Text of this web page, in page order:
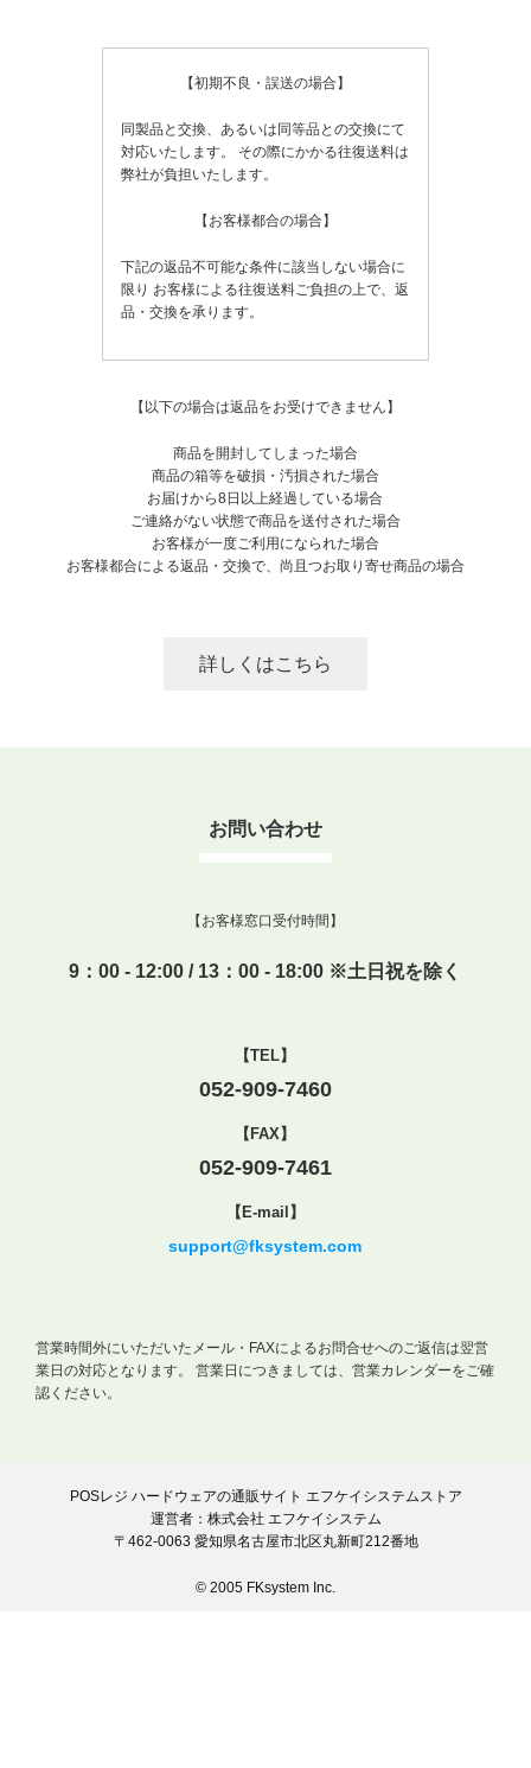
【初期不良・誤送の場合】
同製品と交換、あるいは同等品との交換にて
対応いたします。
その際にかかる往復送料は
弊社が負担いたします。
【お客様都合の場合】
下記の返品不可能な条件に該当しない場合に
限り お客様による往復送料ご負担の上で、返
品・交換を承ります。
【以下の場合は返品をお受けできません】
商品を開封してしまった場合
商品の箱等を破損・汚損された場合
お届けから8日以上経過している場合
ご連絡がない状態で商品を送付された場合
お客様が一度ご利用になられた場合
お客様都合による返品・交換で、尚且つお取り寄せ商品の場合
詳しくはこちら
お問い合わせ
【お客様窓口受付時間】
9：00 - 12:00 / 13：00 - 18:00 ※土日祝を除く
【TEL】
052-909-7460
【FAX】
052-909-7461
【E-mail】
support@fksystem.com
営業時間外にいただいたメール・FAXによるお問合せへのご返信は翌営
業日の対応となります。
営業日につきましては、営業カレンダーをご確
認ください。
POSレジ ハードウェアの通販サイト エフケイシステムストア
運営者：株式会社 エフケイシステム
〒462-0063 愛知県名古屋市北区丸新町212番地
© 2005 FKsystem Inc.